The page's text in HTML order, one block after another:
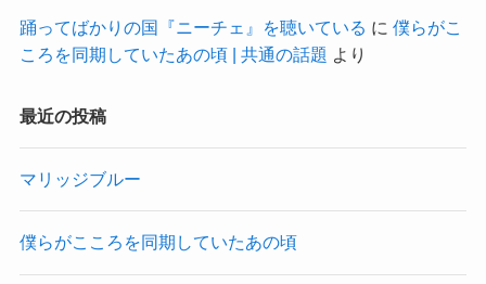
踊ってばかりの国『ニーチェ』を聴いている に 僕らがこ
ころを同期していたあの頃 | 共通の話題 より
最近の投稿
マリッジブルー
僕らがこころを同期していたあの頃